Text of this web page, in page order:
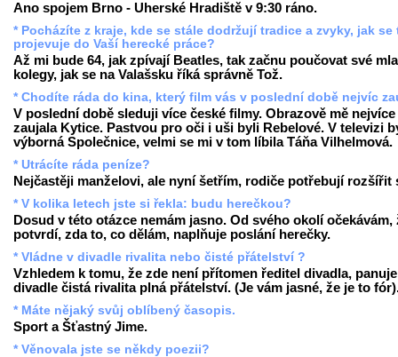
Ano spojem Brno - Uherské Hradiště v 9:30 ráno.
* Pocházíte z kraje, kde se stále dodržují tradice a zvyky, jak se
projevuje do Vaší herecké práce?
Až mi bude 64, jak zpívají Beatles, tak začnu poučovat své
kolegy, jak se na Valašsku říká správně Tož.
* Chodíte ráda do kina, který film vás v poslední době nejvíc
V poslední době sleduji více české filmy. Obrazově mě nejvíce
zaujala Kytice. Pastvou pro oči i uši byli Rebelové. V televizi
výborná Společnice, velmi se mi v tom líbila Táňa Vilhelmová.
* Utrácíte ráda peníze?
Nejčastěji manželovi, ale nyní šetřím, rodiče potřebují rozšířit
* V kolika letech jste si řekla: budu herečkou?
Dosud v této otázce nemám jasno. Od svého okolí očekávám,
potvrdí, zda to, co dělám, naplňuje poslání herečky.
* Vládne v divadle rivalita nebo čisté přátelství ?
Vzhledem k tomu, že zde není přítomen ředitel divadla,
divadle čistá rivalita plná přátelství. (Je vám jasné, že je to
* Máte nějaký svůj oblíbený časopis.
Sport a Šťastný Jime.
* Věnovala jste se někdy poezii?